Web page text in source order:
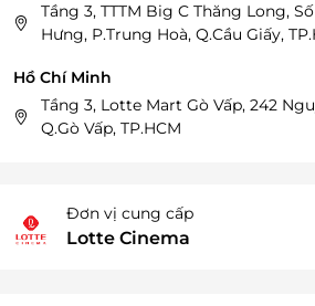
Tầng 3, TTTM Big C Thăng Long,
Hưng, P.Trung Hoà, Q.Cầu Giấy,
Hồ Chí Minh
Tầng 3, Lotte Mart Gò Vấp, 242
Q.Gò Vấp, TP.HCM
Tầng 3 TTTM TNL Plaza, Số 346
Phường 1, Quận 4, TP. Hồ Chí Minh
Đơn vị cung cấp
Lotte Cinema